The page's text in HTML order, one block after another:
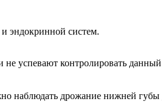
эндокринной систем.
успевают контролировать
наблюдать дрожание нижней губы